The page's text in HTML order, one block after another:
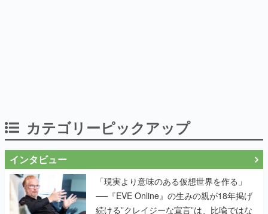
「現実より意味のある仮想世界を作る」
──『EVE Online』の生みの親が18年掲げ
く本気だった
作り込みのすさまじさにコラボ先も驚嘆